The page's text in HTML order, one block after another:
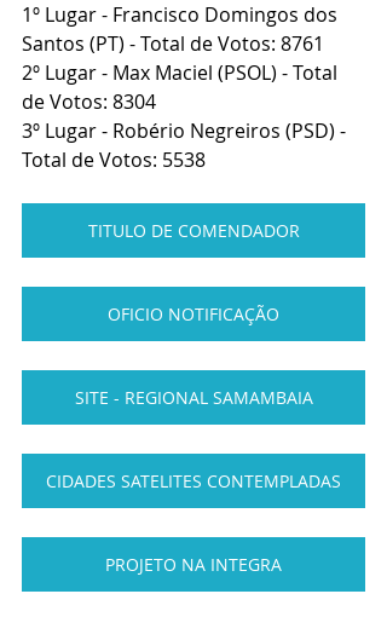
1º Lugar - Francisco Domingos dos
Santos (PT) - Total de Votos: 8761
2º Lugar - Max Maciel (PSOL) - Total
de Votos: 8304
3º Lugar - Robério Negreiros (PSD) -
Total de Votos: 5538
TITULO DE COMENDADOR
OFICIO NOTIFICAÇÃO
SITE - REGIONAL SAMAMBAIA
CIDADES SATELITES CONTEMPLADAS
PROJETO NA INTEGRA